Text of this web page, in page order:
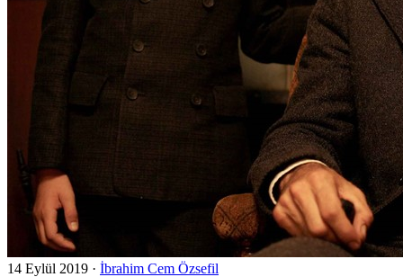
14 Eylül 2019 · İbrahim Cem Özsefil